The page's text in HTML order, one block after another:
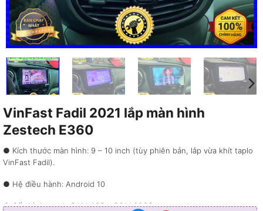
VinFast Fadil 2021 lắp màn hình
Zestech E360
● Kích thước màn hình: 9 – 10 inch (tùy phiên bản, lắp vừa khít taplo
VinFast Fadil).
● Hệ điều hành: Android 10
● Cấu hình mạnh: RAM 4GB – ROM 32GB